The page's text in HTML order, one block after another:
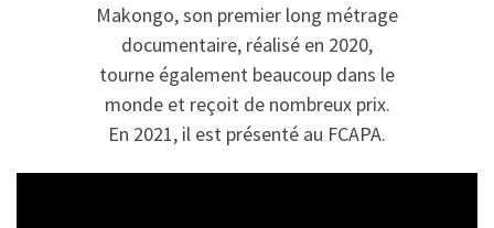
Makongo, son premier long métrage
documentaire, réalisé en 2020,
tourne également beaucoup dans le
monde et reçoit de nombreux prix.
En 2021, il est présenté au FCAPA.